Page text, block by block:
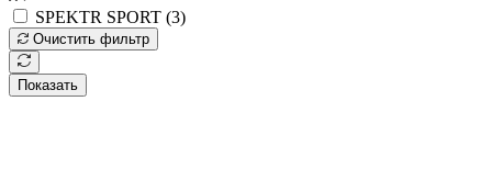
SPEKTR SPORT (3)
Очистить фильтр
Показать